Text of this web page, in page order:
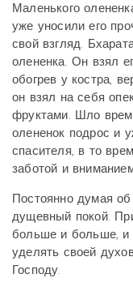
Маленького
уже уносили его
свой взгляд.
олененка. Он взял
обогрев у костра,
он взял на себя
фруктами. Шло
олененок подрос и
спасителя, в то
заботой и
Постоянно думая
дущевный покой.
больше и больше, и
уделять своей
Господу.